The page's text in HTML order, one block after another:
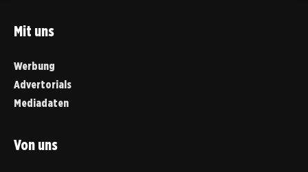
Mit uns
Werbung
Advertorials
Mediadaten
Von uns